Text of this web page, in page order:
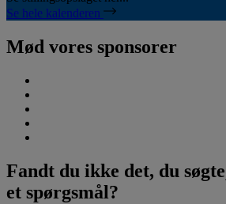
Se hele kalenderen
Mød vores sponsorer
Fandt du ikke det, du
et spørgsmål?